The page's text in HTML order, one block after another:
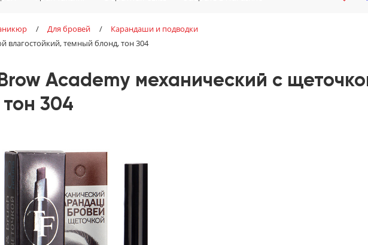
/ Для бровей /
Карандаши и подводки
влагостойкий, темный блонд, тон 304
Academy механический с
304